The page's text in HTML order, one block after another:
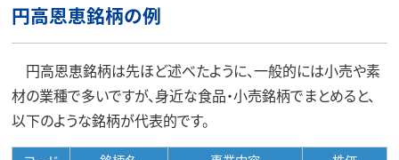
円高恩恵銘柄の例
円高恩恵銘柄は先ほど述べたように、一般的には小売や素
材の業種で多いですが、身近な食品・小売銘柄でまとめると、
以下のような銘柄が代表的です。